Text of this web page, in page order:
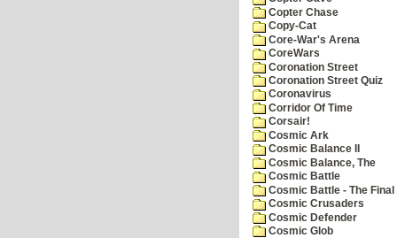
Copter Chase
Copy-Cat
Core-War's Arena
CoreWars
Coronation Street
Coronation Street Quiz
Coronavirus
Corridor Of Time
Corsair!
Cosmic Ark
Cosmic Balance II
Cosmic Balance, The
Cosmic Battle
Cosmic Battle - The
Cosmic Crusaders
Cosmic Defender
Cosmic Glob